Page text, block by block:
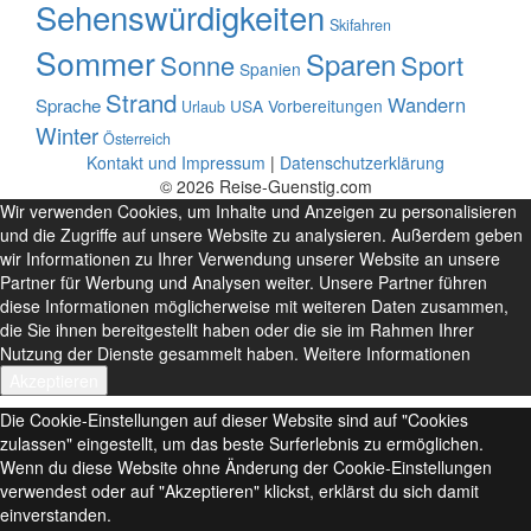
Sehenswürdigkeiten Skifahren
SommerSonne Spanien SparenSport
Sprache Strand Urlaub USA Vorbereitungen Wandern
Winter Österreich
Kontakt und Impressum | Datenschutzerklärung
© 2026 Reise-Guenstig.com
Wir verwenden Cookies, um Inhalte und Anzeigen zu personalisieren
und die Zugriffe auf unsere Website zu analysieren. Außerdem geben
wir Informationen zu Ihrer Verwendung unserer Website an unsere
Partner für Werbung und Analysen weiter. Unsere Partner führen
diese Informationen möglicherweise mit weiteren Daten zusammen,
die Sie ihnen bereitgestellt haben oder die sie im Rahmen Ihrer
Nutzung der Dienste gesammelt haben. Weitere Informationen
Die Cookie-Einstellungen auf dieser Website sind auf "Cookies
zulassen" eingestellt, um das beste Surferlebnis zu ermöglichen.
Wenn du diese Website ohne Änderung der Cookie-Einstellungen
verwendest oder auf "Akzeptieren" klickst, erklärst du sich damit
einverstanden.